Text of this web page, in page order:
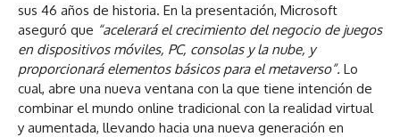
sus 46 años de historia. En la presentación, Microsoft
aseguró que “acelerará el crecimiento del negocio de juegos
en dispositivos móviles, PC, consolas y la nube, y
proporcionará elementos básicos para el metaverso”. Lo
cual, abre una nueva ventana con la que tiene intención de
combinar el mundo online tradicional con la realidad virtual
y aumentada, llevando hacia una nueva generación en